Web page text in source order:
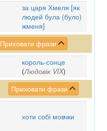
за царя Хмеля [як
людей була (було)
жменя]
Приховати фрази
король-сонце
(Людовік VIX)
Приховати фрази
хоти собі мовчки